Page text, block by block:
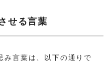
せる言葉
み言葉は、以下の通りで